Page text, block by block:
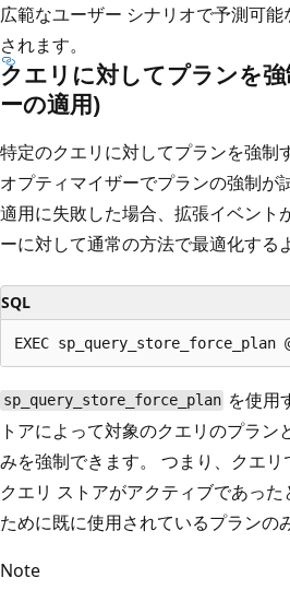
広範なユーザー シナリオで予測可
されます。
クエリに対してプランを
ーの適用)
特定のクエリに対してプランを強制
オプティマイザーでプランの強制が
適用に失敗した場合、拡張イベント
ーに対して通常の方法で最適化する
SQL
sp_query_store_force_plan を使用
トアによって対象のクエリのプラ
みを強制できます。 つまり、クエリ
クエリ ストアがアクティブであっ
ために既に使用されているプランの
Note